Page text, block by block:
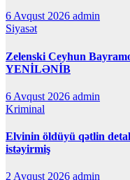
6 Avqust 2026 admin
Siyasət
Zelenski Ceyhun
YENİLƏNİB
6 Avqust 2026 admin
Kriminal
Elvinin öldüyü qətlin
istəyirmiş
2 Avqust 2026 admin